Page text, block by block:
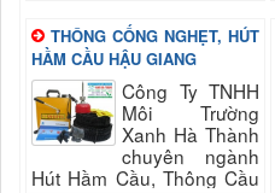
cống nghẹt toilet, bể phốt,
chậu rửa, thoát sàn, các...
THÔNG CỐNG NGHẸT, HÚT
HẦM CẦU HẬU GIANG
Công Ty TNHH
Môi Trường
Xanh Hà Thành
chuyên ngành
Hút Hầm Cầu, Thông Cầu